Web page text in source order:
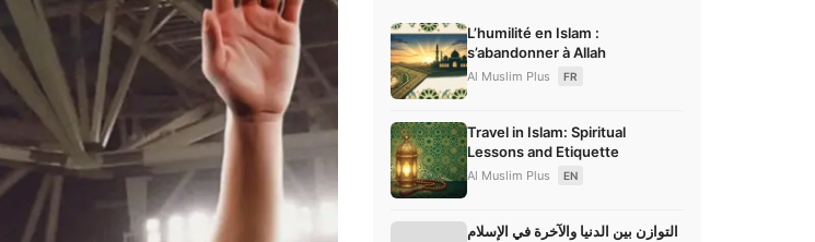
L’humilité en Islam :
s’abandonner à Allah
Al Muslim Plus FR
Travel in Islam: Spiritual
Lessons and Etiquette
Al Muslim Plus EN
التوازن بين الدنيا والآخرة في الإسلام